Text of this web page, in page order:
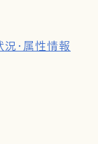
・属性情報